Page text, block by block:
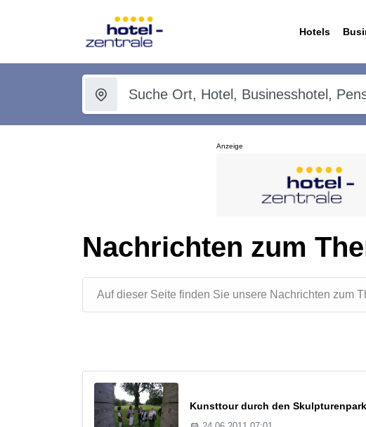
Hotels
Anzeige
Nachrichten zum
Auf dieser Seite finden Sie unsere Nachrichten zum
Kunsttour durch den